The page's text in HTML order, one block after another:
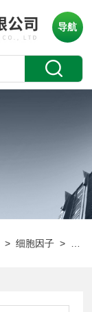
导航
>细胞因子 > Wissen 抗人CD3单克隆抗体 CD3 mAb CT-171A 500ug